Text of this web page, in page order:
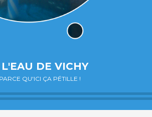
DE VICHY
PARCE QU'ICI ÇA PÉTILLE !